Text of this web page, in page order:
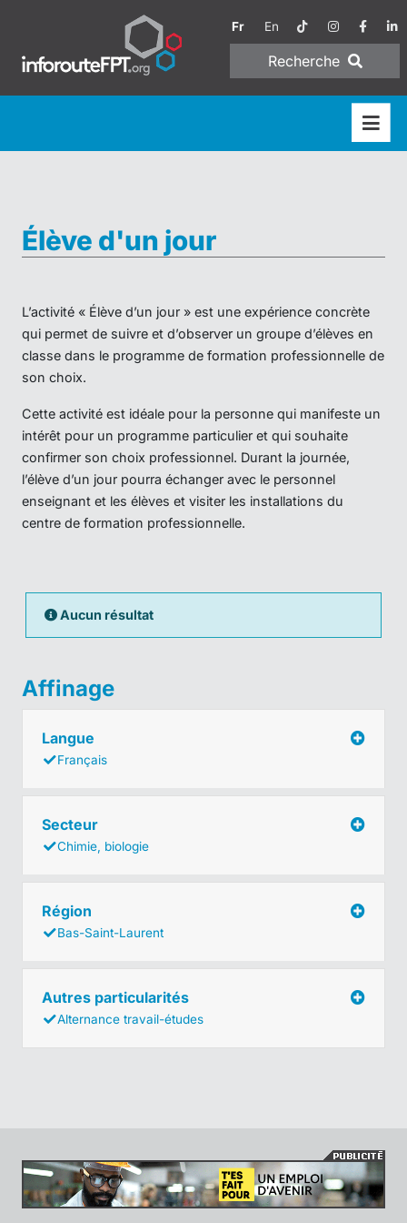
Fr En
Recherche
Élève d'un jour
L’activité « Élève d’un jour » est une expérience concrète
qui permet de suivre et d’observer un groupe d’élèves en
classe dans le programme de formation professionnelle de
son choix.
Cette activité est idéale pour la personne qui manifeste un
intérêt pour un programme particulier et qui souhaite
confirmer son choix professionnel. Durant la journée,
l’élève d’un jour pourra échanger avec le personnel
enseignant et les élèves et visiter les installations du
centre de formation professionnelle.
Aucun résultat
Affinage
Langue
Français
Secteur
Chimie, biologie
Région
Bas-Saint-Laurent
Autres particularités
Alternance travail-études